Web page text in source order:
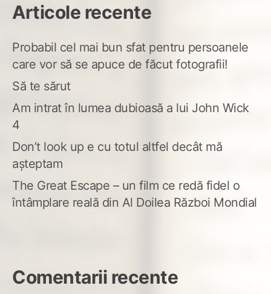
Articole recente
Probabil cel mai bun sfat pentru persoanele
care vor să se apuce de făcut fotografii!
Să te sărut
Am intrat în lumea dubioasă a lui John Wick
4
Don’t look up e cu totul altfel decât mă
așteptam
The Great Escape – un film ce redă fidel o
întâmplare reală din Al Doilea Război Mondial
Comentarii recente